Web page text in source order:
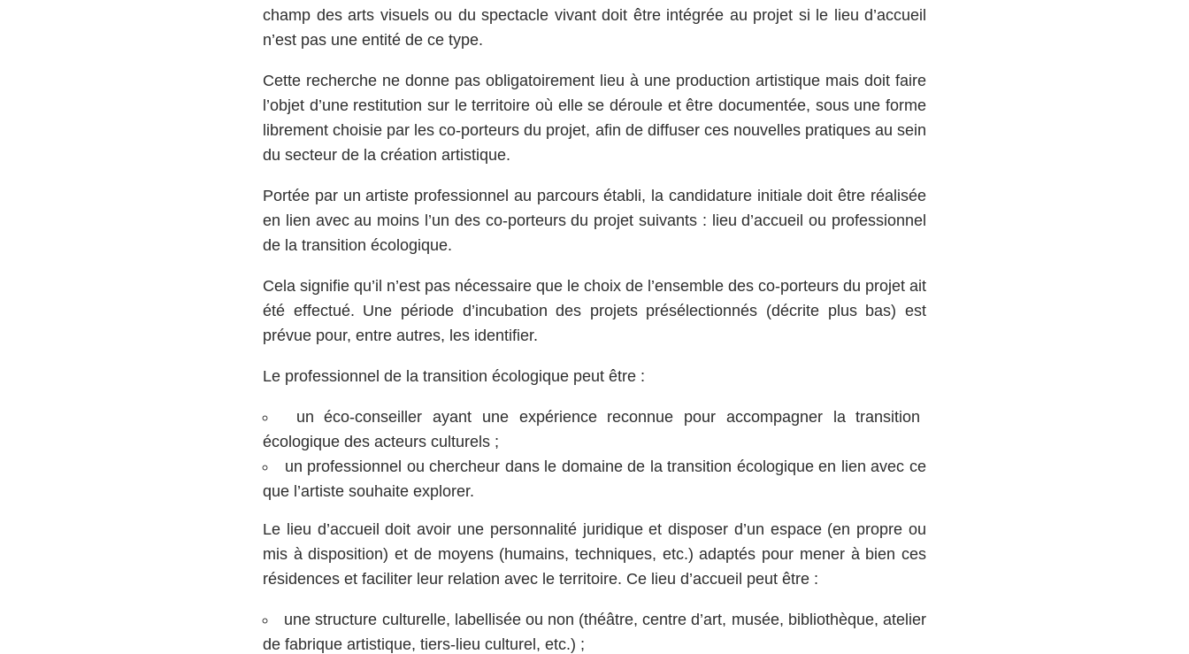
champ des arts visuels ou du spectacle vivant doit être intégrée au projet si le lieu d’accueil
n’est pas une entité de ce type.
Cette recherche ne donne pas obligatoirement lieu à une production artistique mais doit faire
l’objet d’une restitution sur le territoire où elle se déroule et être documentée, sous une forme
librement choisie par les co-porteurs du projet, afin de diffuser ces nouvelles pratiques au sein
du secteur de la création artistique.
Portée par un artiste professionnel au parcours établi, la candidature initiale doit être réalisée
en lien avec au moins l’un des co-porteurs du projet suivants : lieu d’accueil ou professionnel
de la transition écologique.
Cela signifie qu’il n’est pas nécessaire que le choix de l’ensemble des co-porteurs du projet ait
été effectué. Une période d’incubation des projets présélectionnés (décrite plus bas) est
prévue pour, entre autres, les identifier.
Le professionnel de la transition écologique peut être :
un éco-conseiller ayant une expérience reconnue pour accompagner la transition
écologique des acteurs culturels ;
un professionnel ou chercheur dans le domaine de la transition écologique en lien avec ce
que l’artiste souhaite explorer.
Le lieu d’accueil doit avoir une personnalité juridique et disposer d’un espace (en propre ou
mis à disposition) et de moyens (humains, techniques, etc.) adaptés pour mener à bien ces
résidences et faciliter leur relation avec le territoire. Ce lieu d’accueil peut être :
une structure culturelle, labellisée ou non (théâtre, centre d’art, musée, bibliothèque, atelier
de fabrique artistique, tiers-lieu culturel, etc.) ;